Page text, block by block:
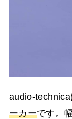
audio-technica
ーカーです。